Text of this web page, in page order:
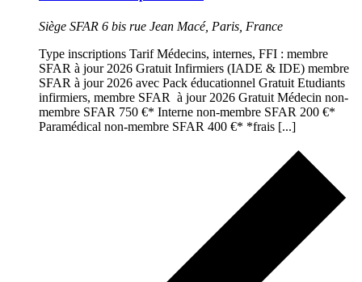
Siège SFAR 6 bis rue Jean Macé, Paris, France
Type inscriptions Tarif Médecins, internes, FFI : membre
SFAR à jour 2026 Gratuit Infirmiers (IADE & IDE) membre
SFAR à jour 2026 avec Pack éducationnel Gratuit Etudiants
infirmiers, membre SFAR à jour 2026 Gratuit Médecin non-
membre SFAR 750 €* Interne non-membre SFAR 200 €*
Paramédical non-membre SFAR 400 €* *frais [...]